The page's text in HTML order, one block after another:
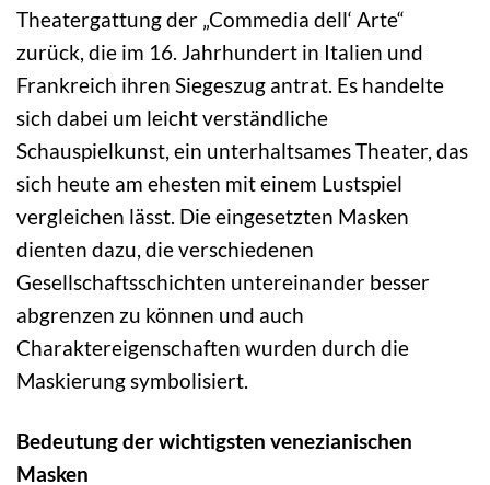
Theatergattung der „Commedia dell‘ Arte“
zurück, die im 16. Jahrhundert in Italien und
Frankreich ihren Siegeszug antrat. Es handelte
sich dabei um leicht verständliche
Schauspielkunst, ein unterhaltsames Theater, das
sich heute am ehesten mit einem Lustspiel
vergleichen lässt. Die eingesetzten Masken
dienten dazu, die verschiedenen
Gesellschaftsschichten untereinander besser
abgrenzen zu können und auch
Charaktereigenschaften wurden durch die
Maskierung symbolisiert.
Bedeutung der wichtigsten venezianischen
Masken